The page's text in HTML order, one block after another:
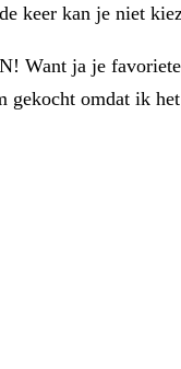
keer kan je niet
Want ja je
gekocht omdat ik